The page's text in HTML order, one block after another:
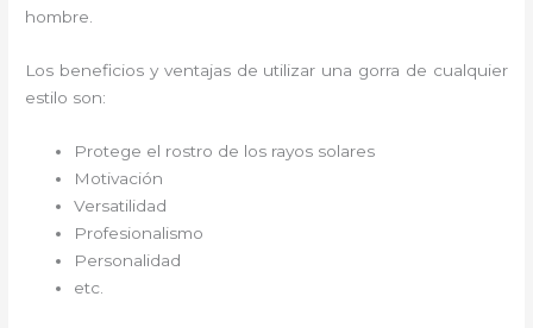
hombre.
Los beneficios y ventajas de utilizar una gorra de cualquier
estilo son:
Protege el rostro de los rayos solares
Motivación
Versatilidad
Profesionalismo
Personalidad
etc.